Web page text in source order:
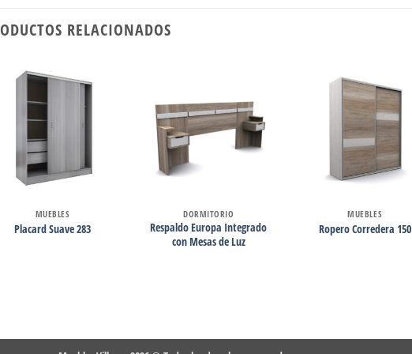
RELACIONADOS
MUEBLES
Placard Suave 283
DORMITORIO
Respaldo Europa Integrado
con Mesas de Luz
MUEBLES
Ropero Corredera 150